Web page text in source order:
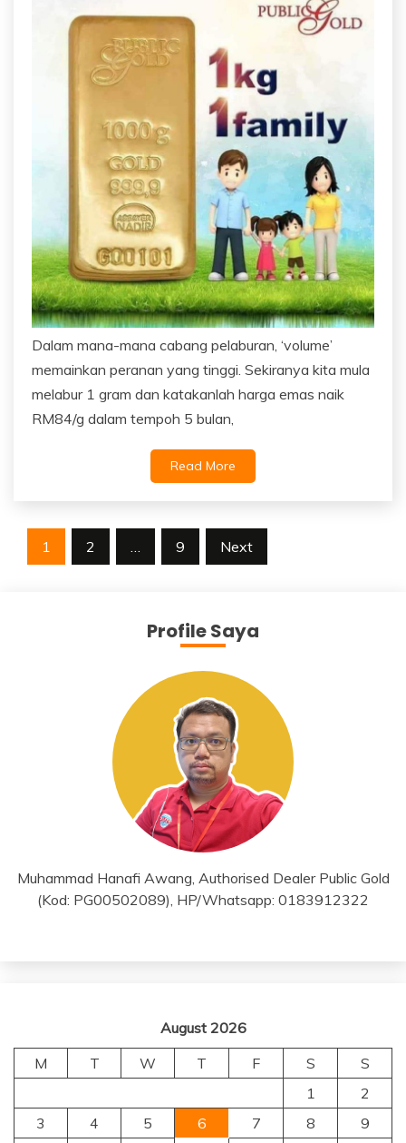
Dalam mana-mana cabang pelaburan, ‘volume’
memainkan peranan yang tinggi. Sekiranya kita mula
melabur 1 gram dan katakanlah harga emas naik
RM84/g dalam tempoh 5 bulan,
Read More
Posts
1 2 … 9 Next
Profile Saya
Muhammad Hanafi Awang, Authorised Dealer Public Gold
(Kod: PG00502089), HP/Whatsapp: 0183912322
August 2026
M
T W T F S
S
1
2
3
4 5 6 7 8
9